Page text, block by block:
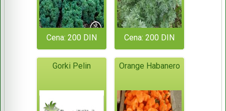
Cena: 200 DIN Cena: 200 DIN
Gorki Pelin Orange Habanero